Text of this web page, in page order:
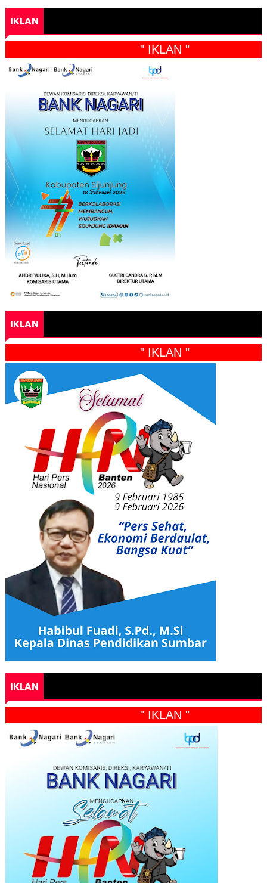
IKLAN
" IKLAN "
IKLAN
" IKLAN "
IKLAN
" IKLAN "